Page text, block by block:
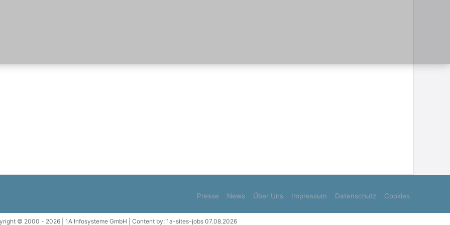
Presse News Über Uns Impressum Datenschutz Cookies
© 2000 - 2026 | 1A Infosysteme GmbH | Content by: 1a-sites-jobs 07.08.2026